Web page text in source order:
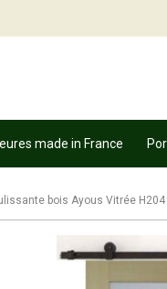
made in France
bois Ayous Vitrée